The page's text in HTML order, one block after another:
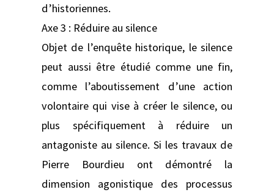
d’historiennes.
Axe 3 : Réduire au silence
Objet de l’enquête historique, le silence
peut aussi être étudié comme une fin,
comme l’aboutissement d’une action
volontaire qui vise à créer le silence, ou
plus spécifiquement à réduire un
antagoniste au silence. Si les travaux de
Pierre Bourdieu ont démontré la
dimension agonistique des processus